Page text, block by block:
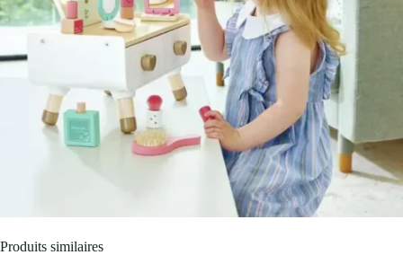
Produits similaires